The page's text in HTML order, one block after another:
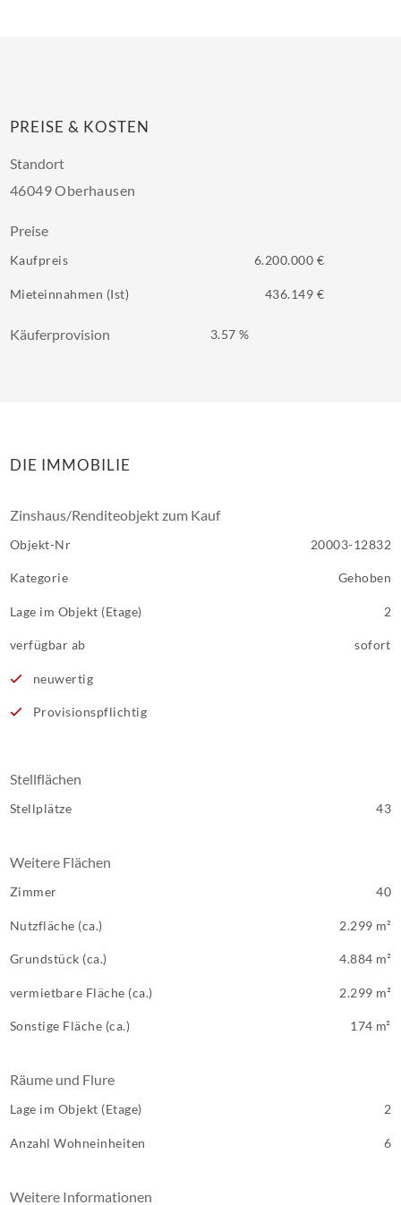
PREISE & KOSTEN
Standort
46049 Oberhausen
Preise
Kaufpreis 6.200.000 €
Mieteinnahmen (Ist) 436.149 €
Käuferprovision 3.57 %
DIE IMMOBILIE
Zinshaus/Renditeobjekt zum Kauf
Objekt-Nr 20003-12832
Kategorie Gehoben
Lage im Objekt (Etage) 2
verfügbar ab sofort
neuwertig
Provisionspflichtig
Stellflächen
Stellplätze 43
Weitere Flächen
Zimmer 40
Nutzfläche (ca.) 2.299 m²
Grundstück (ca.) 4.884 m²
vermietbare Fläche (ca.) 2.299 m²
Sonstige Fläche (ca.) 174 m²
Räume und Flure
Lage im Objekt (Etage) 2
Anzahl Wohneinheiten 6
Weitere Informationen